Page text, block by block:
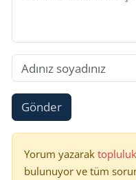
Gönder
Yorum yazarak topluluk
bulunuyor ve tüm